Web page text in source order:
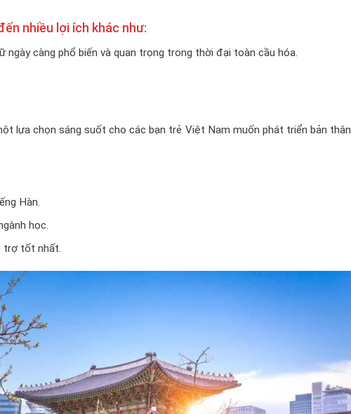
nhiều lợi ích khác như:
ngày càng phổ biến và quan trọng trong thời đại toàn cầu hóa.
lựa chọn sáng suốt cho các bạn trẻ Việt Nam muốn phát triển bản thân
Hàn.
học.
trợ tốt nhất.